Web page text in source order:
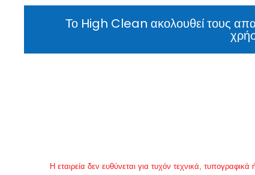
Το High Clean ακολουθεί τους
Η εταιρεία δεν ευθύνεται για τυχόν τεχνικά,